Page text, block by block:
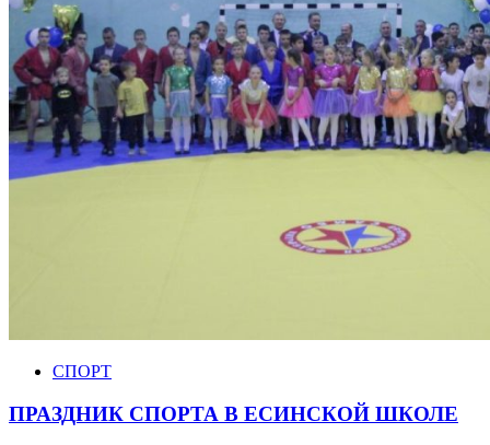
СПОРТ
ПРАЗДНИК СПОРТА В ЕСИНСКОЙ ШКОЛЕ